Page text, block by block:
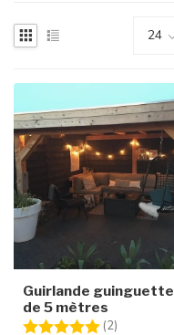
Guirlande guinguette
de 5 mètres
Note:
(2)